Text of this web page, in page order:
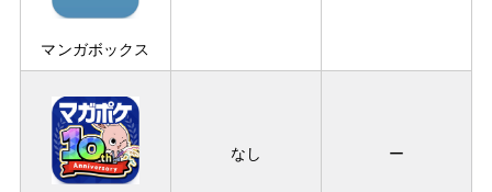
マンガボックス
なし ー